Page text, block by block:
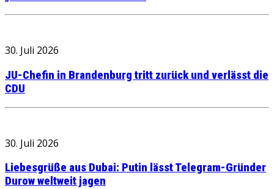
30. Juli 2026
JU-Chefin in Brandenburg tritt zurück und verlässt die
CDU
30. Juli 2026
Liebesgrüße aus Dubai: Putin lässt Telegram-Gründer
Durow weltweit jagen